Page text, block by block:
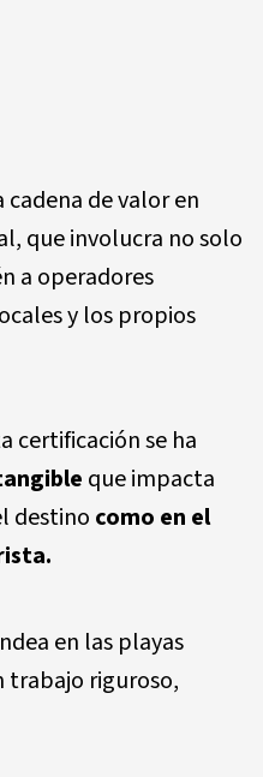
cadena de valor en
que involucra no solo
a operadores
y los propios
certificación se ha
que impacta
destino como en el
en las playas
trabajo riguroso,